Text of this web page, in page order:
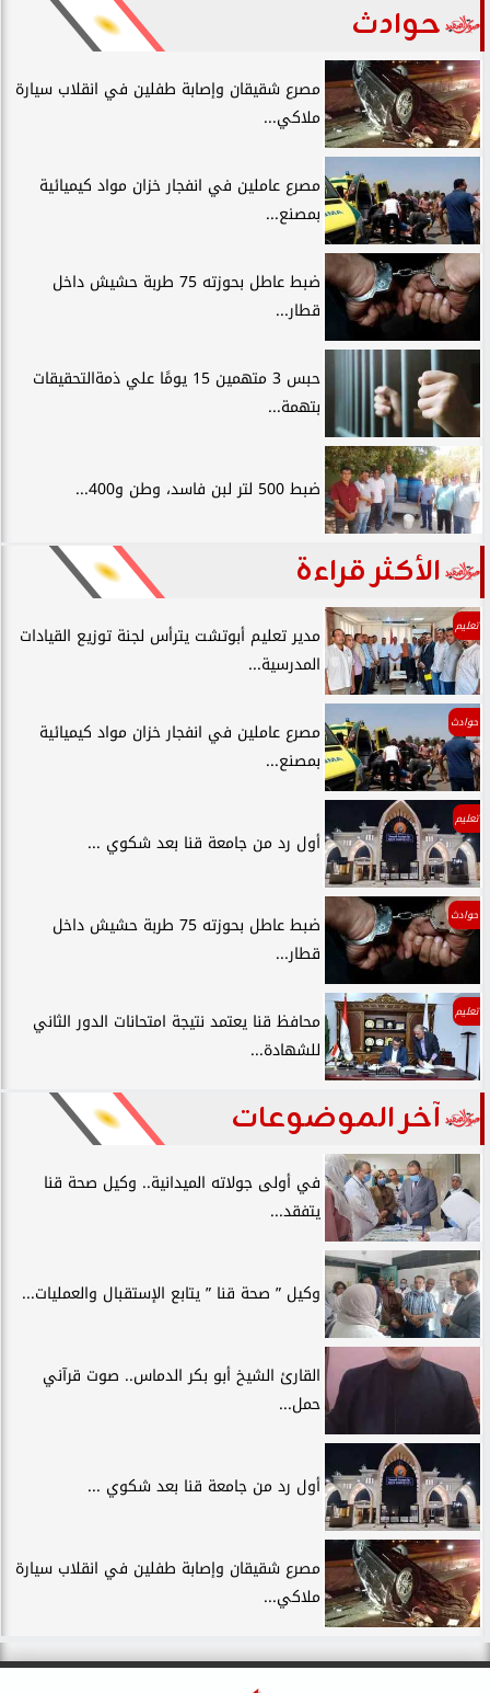
حوادث
مصرع شقيقان وإصابة طفلين في انقلاب سيارة
ملاكي...
مصرع عاملين في انفجار خزان مواد كيميائية
بمصنع...
ضبط عاطل بحوزته 75 طربة حشيش داخل
قطار...
حبس 3 متهمين 15 يومًا علي ذمةالتحقيقات
بتهمة...
ضبط 500 لتر لبن فاسد، وطن و400...
الأكثر قراءة
تعليم
مدير تعليم أبوتشت يترأس لجنة توزيع القيادات
المدرسية...
حوادث
مصرع عاملين في انفجار خزان مواد كيميائية
بمصنع...
تعليم
أول رد من جامعة قنا بعد شكوي ...
حوادث
ضبط عاطل بحوزته 75 طربة حشيش داخل
قطار...
تعليم
محافظ قنا يعتمد نتيجة امتحانات الدور الثاني
للشهادة...
آخر الموضوعات
في أولى جولاته الميدانية.. وكيل صحة قنا
يتفقد...
وكيل ” صحة قنا ” يتابع الإستقبال والعمليات...
القارئ الشيخ أبو بكر الدماس.. صوت قرآني
حمل...
أول رد من جامعة قنا بعد شكوي ...
مصرع شقيقان وإصابة طفلين في انقلاب سيارة
ملاكي...